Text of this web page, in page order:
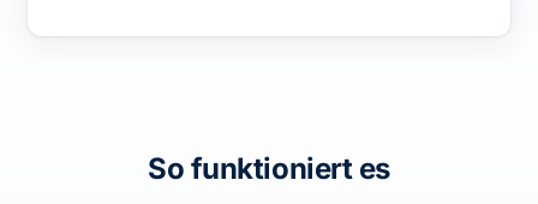
So funktioniert es